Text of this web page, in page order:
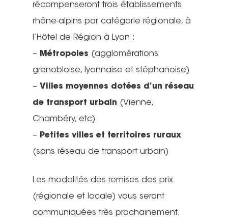
récompenseront trois établissements
rhône-alpins par catégorie régionale, à
l’Hôtel de Région à Lyon :
– Métropoles (agglomérations
grenobloise, lyonnaise et stéphanoise)
– Villes moyennes dotées d’un réseau
de transport urbain (Vienne,
Chambéry, etc)
– Petites villes et territoires ruraux
(sans réseau de transport urbain)
Les modalités des remises des prix
(régionale et locale) vous seront
communiquées très prochainement.